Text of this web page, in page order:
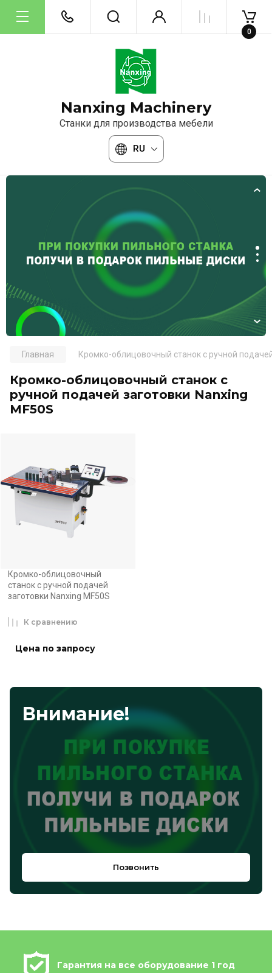
Nanxing Machinery
Станки для производства мебели
RU
0
Внимание!
Позвонить
Главная Кромко-облицовочный станок с ручной
Кромко-облицовочный станок с
ручной подачей заготовки Nanxing
MF50S
Кромко-облицовочный
станок с ручной подачей
заготовки Nanxing MF50S
Цена по запросу
К сравнению
Гарантия на все оборудование 1 год